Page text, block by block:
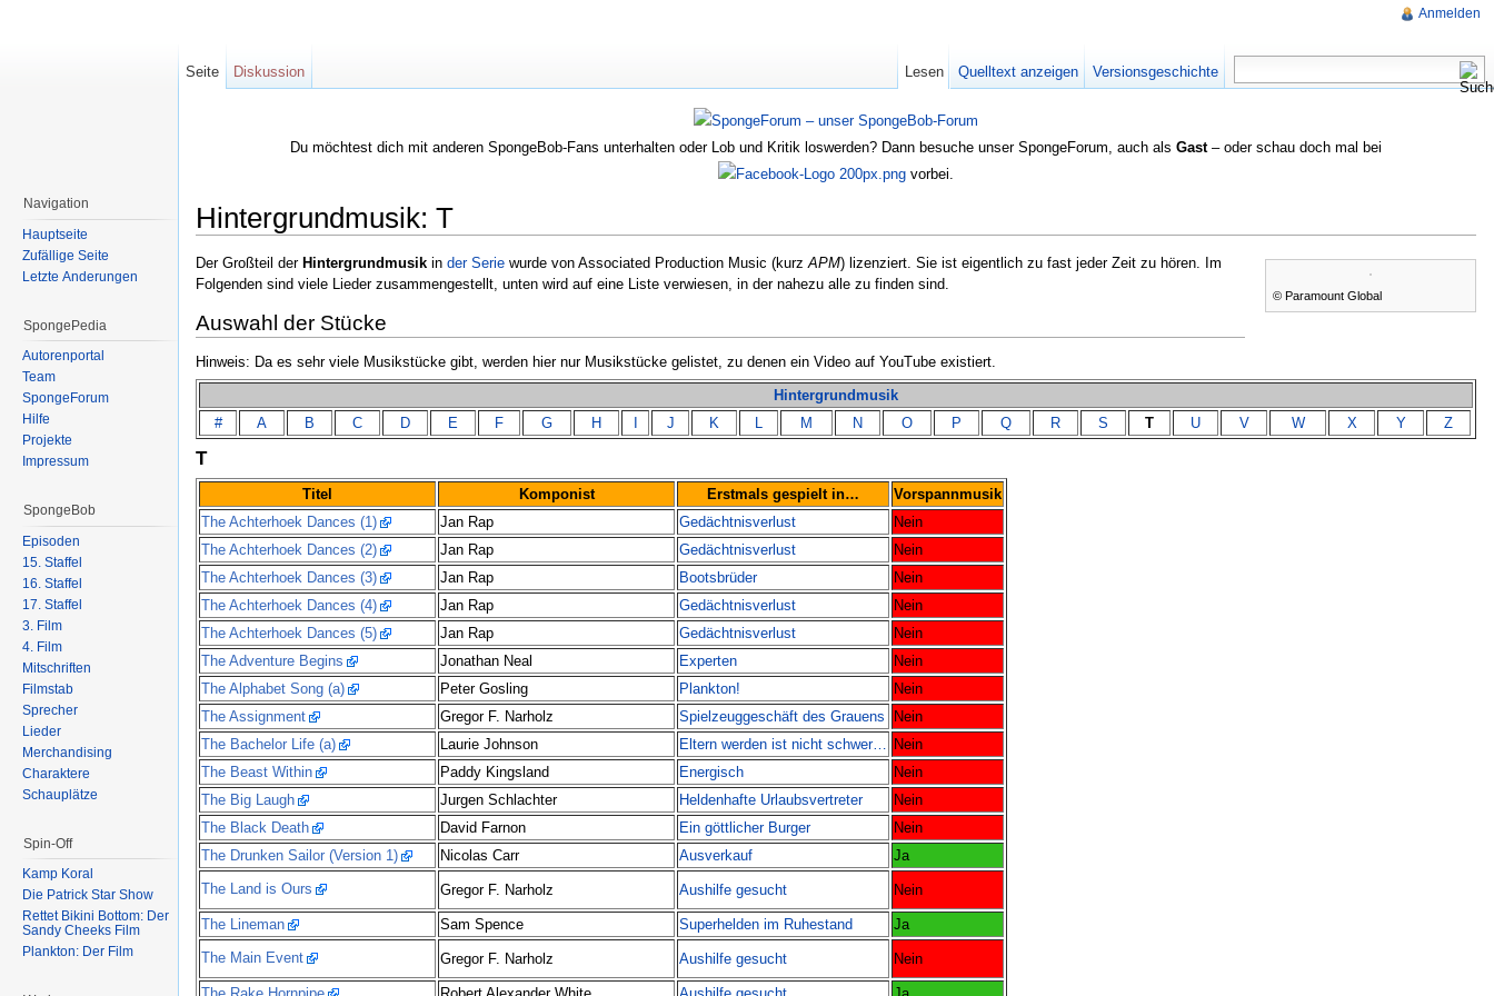
Du möchtest dich mit anderen SpongeBob-Fans unterhalten oder Lob und Kritik loswerden? Dann besuche unser SpongeForum, auch als Gast– oder schau doch mal bei
vorbei.
Hintergrundmusik: T
© Paramount Global
Der Großteil der Hintergrundmusik in der Serie wurde von Associated Production Music (kurz APM) lizenziert. Sie ist eigentlich zu fast jeder Zeit zu hören. Im
Folgenden sind viele Lieder zusammengestellt, unten wird auf eine Liste verwiesen, in der nahezu alle zu finden sind.
Auswahl der Stücke
Hinweis: Da es sehr viele Musikstücke gibt, werden hier nur Musikstücke gelistet, zu denen ein Video auf YouTube existiert.
Hintergrundmusik
#
A B C D E F G H J K M N O P Q R S T U V W X Y Z
T
Titel Komponist Erstmals gespielt in…
Vorspannmusik
The Achterhoek Dances (1)
Jan Rap Gedächtnisverlust
Nein
The Achterhoek Dances (2)
Jan Rap Gedächtnisverlust
Nein
The Achterhoek Dances (3)
Jan Rap Bootsbrüder
Nein
The Achterhoek Dances (4)
Jan Rap Gedächtnisverlust
Nein
The Achterhoek Dances (5)
Jan Rap Gedächtnisverlust
Nein
The Adventure Begins
Jonathan Neal Experten
Nein
The Alphabet Song (a)
Peter Gosling Plankton!
Nein
The Assignment
Gregor F. Narholz Spielzeuggeschäft des Grauens
Nein
The Bachelor Life (a)
Laurie Johnson Eltern werden ist nicht schwer… Nein
The Beast Within
Paddy Kingsland Energisch
Nein
The Big Laugh
Jurgen Schlachter Heldenhafte Urlaubsvertreter
Nein
The Black Death
David Farnon Ein göttlicher Burger
Nein
The Drunken Sailor (Version 1)
Nicolas Carr Ausverkauf Ja
The Land is Ours Gregor F. Narholz Aushilfe gesucht Nein
The Lineman Sam Spence Superhelden im Ruhestand Ja
The Main Event Gregor F. Narholz Aushilfe gesucht Nein
Anmelden
Seite Diskussion Lesen Quelltext anzeigen Versionsgeschichte
Navigation
Hauptseite
Zufällige Seite
Letzte Änderungen
SpongePedia
Autorenportal
Team
SpongeForum
Hilfe
Projekte
Impressum
SpongeBob
Episoden
15. Staffel
16. Staffel
17. Staffel
3. Film
4. Film
Mitschriften
Filmstab
Sprecher
Lieder
Merchandising
Charaktere
Schauplätze
Spin-Off
Kamp Koral
Die Patrick Star Show
Rettet Bikini Bottom: Der
Sandy Cheeks Film
Plankton: Der Film